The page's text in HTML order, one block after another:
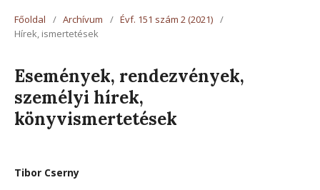
Főoldal / Archívum / Évf. 151 szám 2 (2021) /
Hírek, ismertetések
Események, rendezvények,
személyi hírek,
könyvismertetések
Tibor Cserny